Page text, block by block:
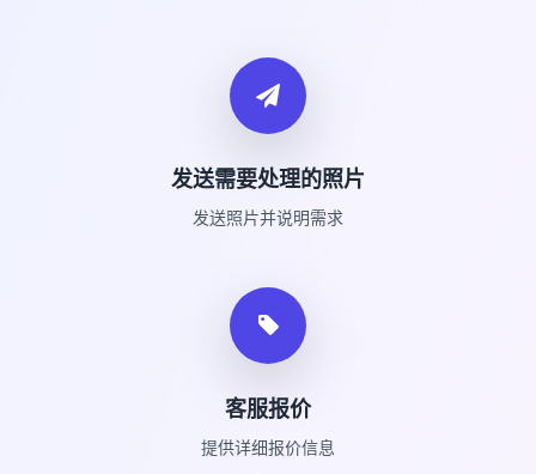
发送需要处理的照片
发送照片并说明需求
客服报价
提供详细报价信息